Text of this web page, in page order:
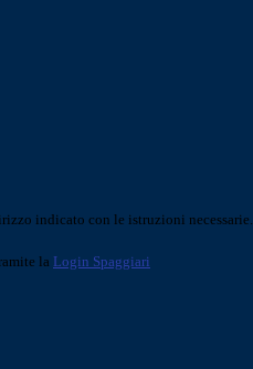
indicato con le istruzioni necessarie.
la Login Spaggiari